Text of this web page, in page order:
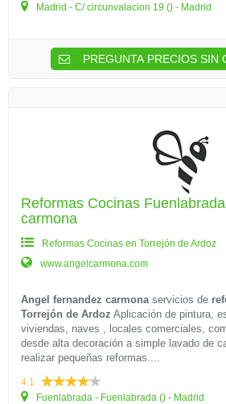
Madrid - C/ circunvalacion 19 () - Madrid
PREGUNTA PRECIOS SIN
Reformas Cocinas
carmona
Reformas Cocinas en Torrejón de Ardoz
www.angelcarmona.com
Angel fernandez carmonaservicios de
Torrejón de Ardoz Aplicación de pintura,
viviendas, naves , locales comerciales,
desde alta decoración a simple lavado de
realizar pequeñas reformas....
4.1
Fuenlabrada - Fuenlabrada () - Madrid